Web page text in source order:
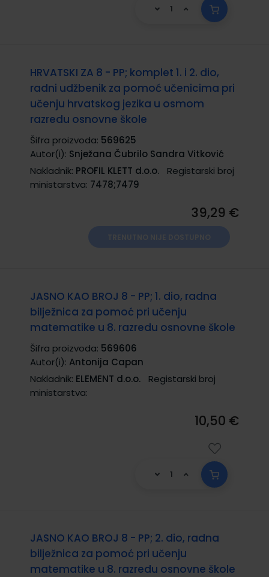
HRVATSKI ZA 8 - PP; komplet 1. i 2. dio,
radni udžbenik za pomoć učenicima pri
učenju hrvatskog jezika u osmom
razredu osnovne škole
Šifra proizvoda: 569625
Autor(i): Snježana Čubrilo Sandra Vitković
Nakladnik: PROFIL KLETT d.o.o.
Registarski broj
ministarstva: 7478;7479
39,29 €
JASNO KAO BROJ 8 - PP; 1. dio, radna
bilježnica za pomoć pri učenju
matematike u 8. razredu osnovne škole
Šifra proizvoda: 569606
Autor(i): Antonija Capan
Nakladnik: ELEMENT d.o.o.
Registarski broj
ministarstva:
10,50 €
JASNO KAO BROJ 8 - PP; 2. dio, radna
bilježnica za pomoć pri učenju
matematike u 8. razredu osnovne škole